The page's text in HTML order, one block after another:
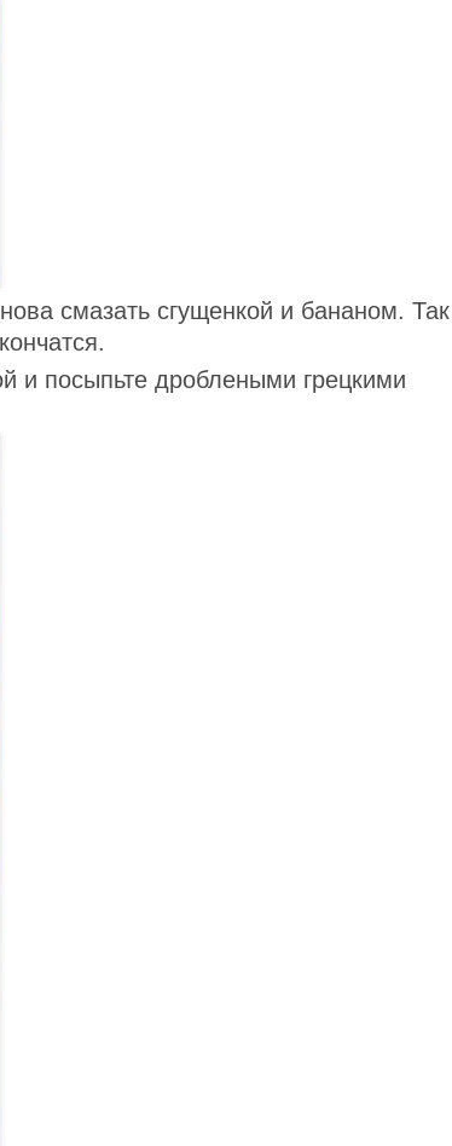
смазать сгущенкой и бананом. Так
и посыпьте дроблеными грецкими